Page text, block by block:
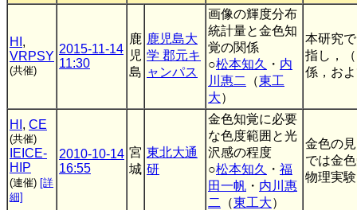
HI ,
VRPSY
(共催)
2015-11-14
11:30
鹿
児
島
鹿児島大
学 郡元キ
ャンパス
画像の輝度分布
統計量と金色知
覚の関係
○松本知久 ・ 内
川惠二
（東工
大）
本研究
指し，
係，お
HI , CE
(共催)
IEICE-
HIP
(連催) [詳
細]
2010-10-14
16:55
宮
城
東北大通
研
金色知覚に必要
な色度範囲と光
沢感の程度
○松本知久 ・ 福
田一帆 ・ 内川惠
二
（東工大）
金色の
では金
物理実